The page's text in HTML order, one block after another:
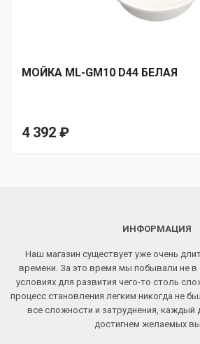
МОЙКA ML-GM10 D44 БЕЛАЯ
4 392 ₽
ИНФОРМАЦИЯ
Наш магазин существует уже очень
времени. За это время мы побывали не в
условиях для развития чего-то столь
процесс становления легким никогда не
все сложности и затруднения, каждый
достигнем желаемых